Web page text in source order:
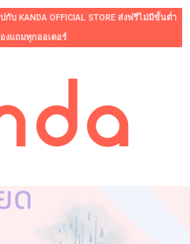
บ KANDA OFFICIAL STORE ส่งฟรีไม่มีขั้นต่ำ
งแถมทุกออเดอร์